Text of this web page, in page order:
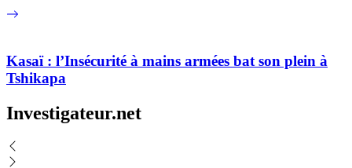
Kasaï : l’Insécurité à mains armées bat son plein à
Tshikapa
Investigateur.net